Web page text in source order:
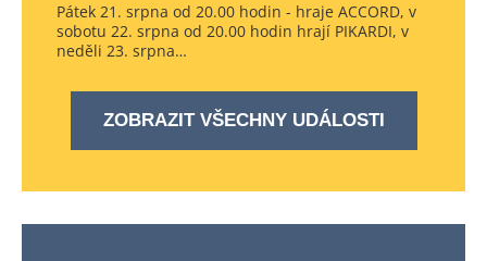
Pátek 21. srpna od 20.00 hodin - hraje ACCORD, v
sobotu 22. srpna od 20.00 hodin hrají PIKARDI, v
neděli 23. srpna…
ZOBRAZIT VŠECHNY UDÁLOSTI